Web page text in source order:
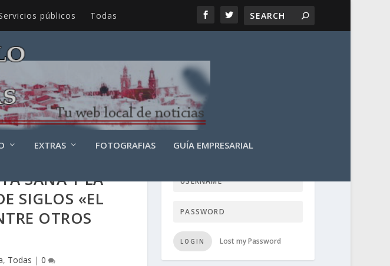
públicos Todas
EXTRAS FOTOGRAFIAS GUÍA EMPRESARIAL
SANA Y LA
SIGLOS «EL
OTROS
, Todas |0
LOGIN USER TTN
LOGIN Lost my Password